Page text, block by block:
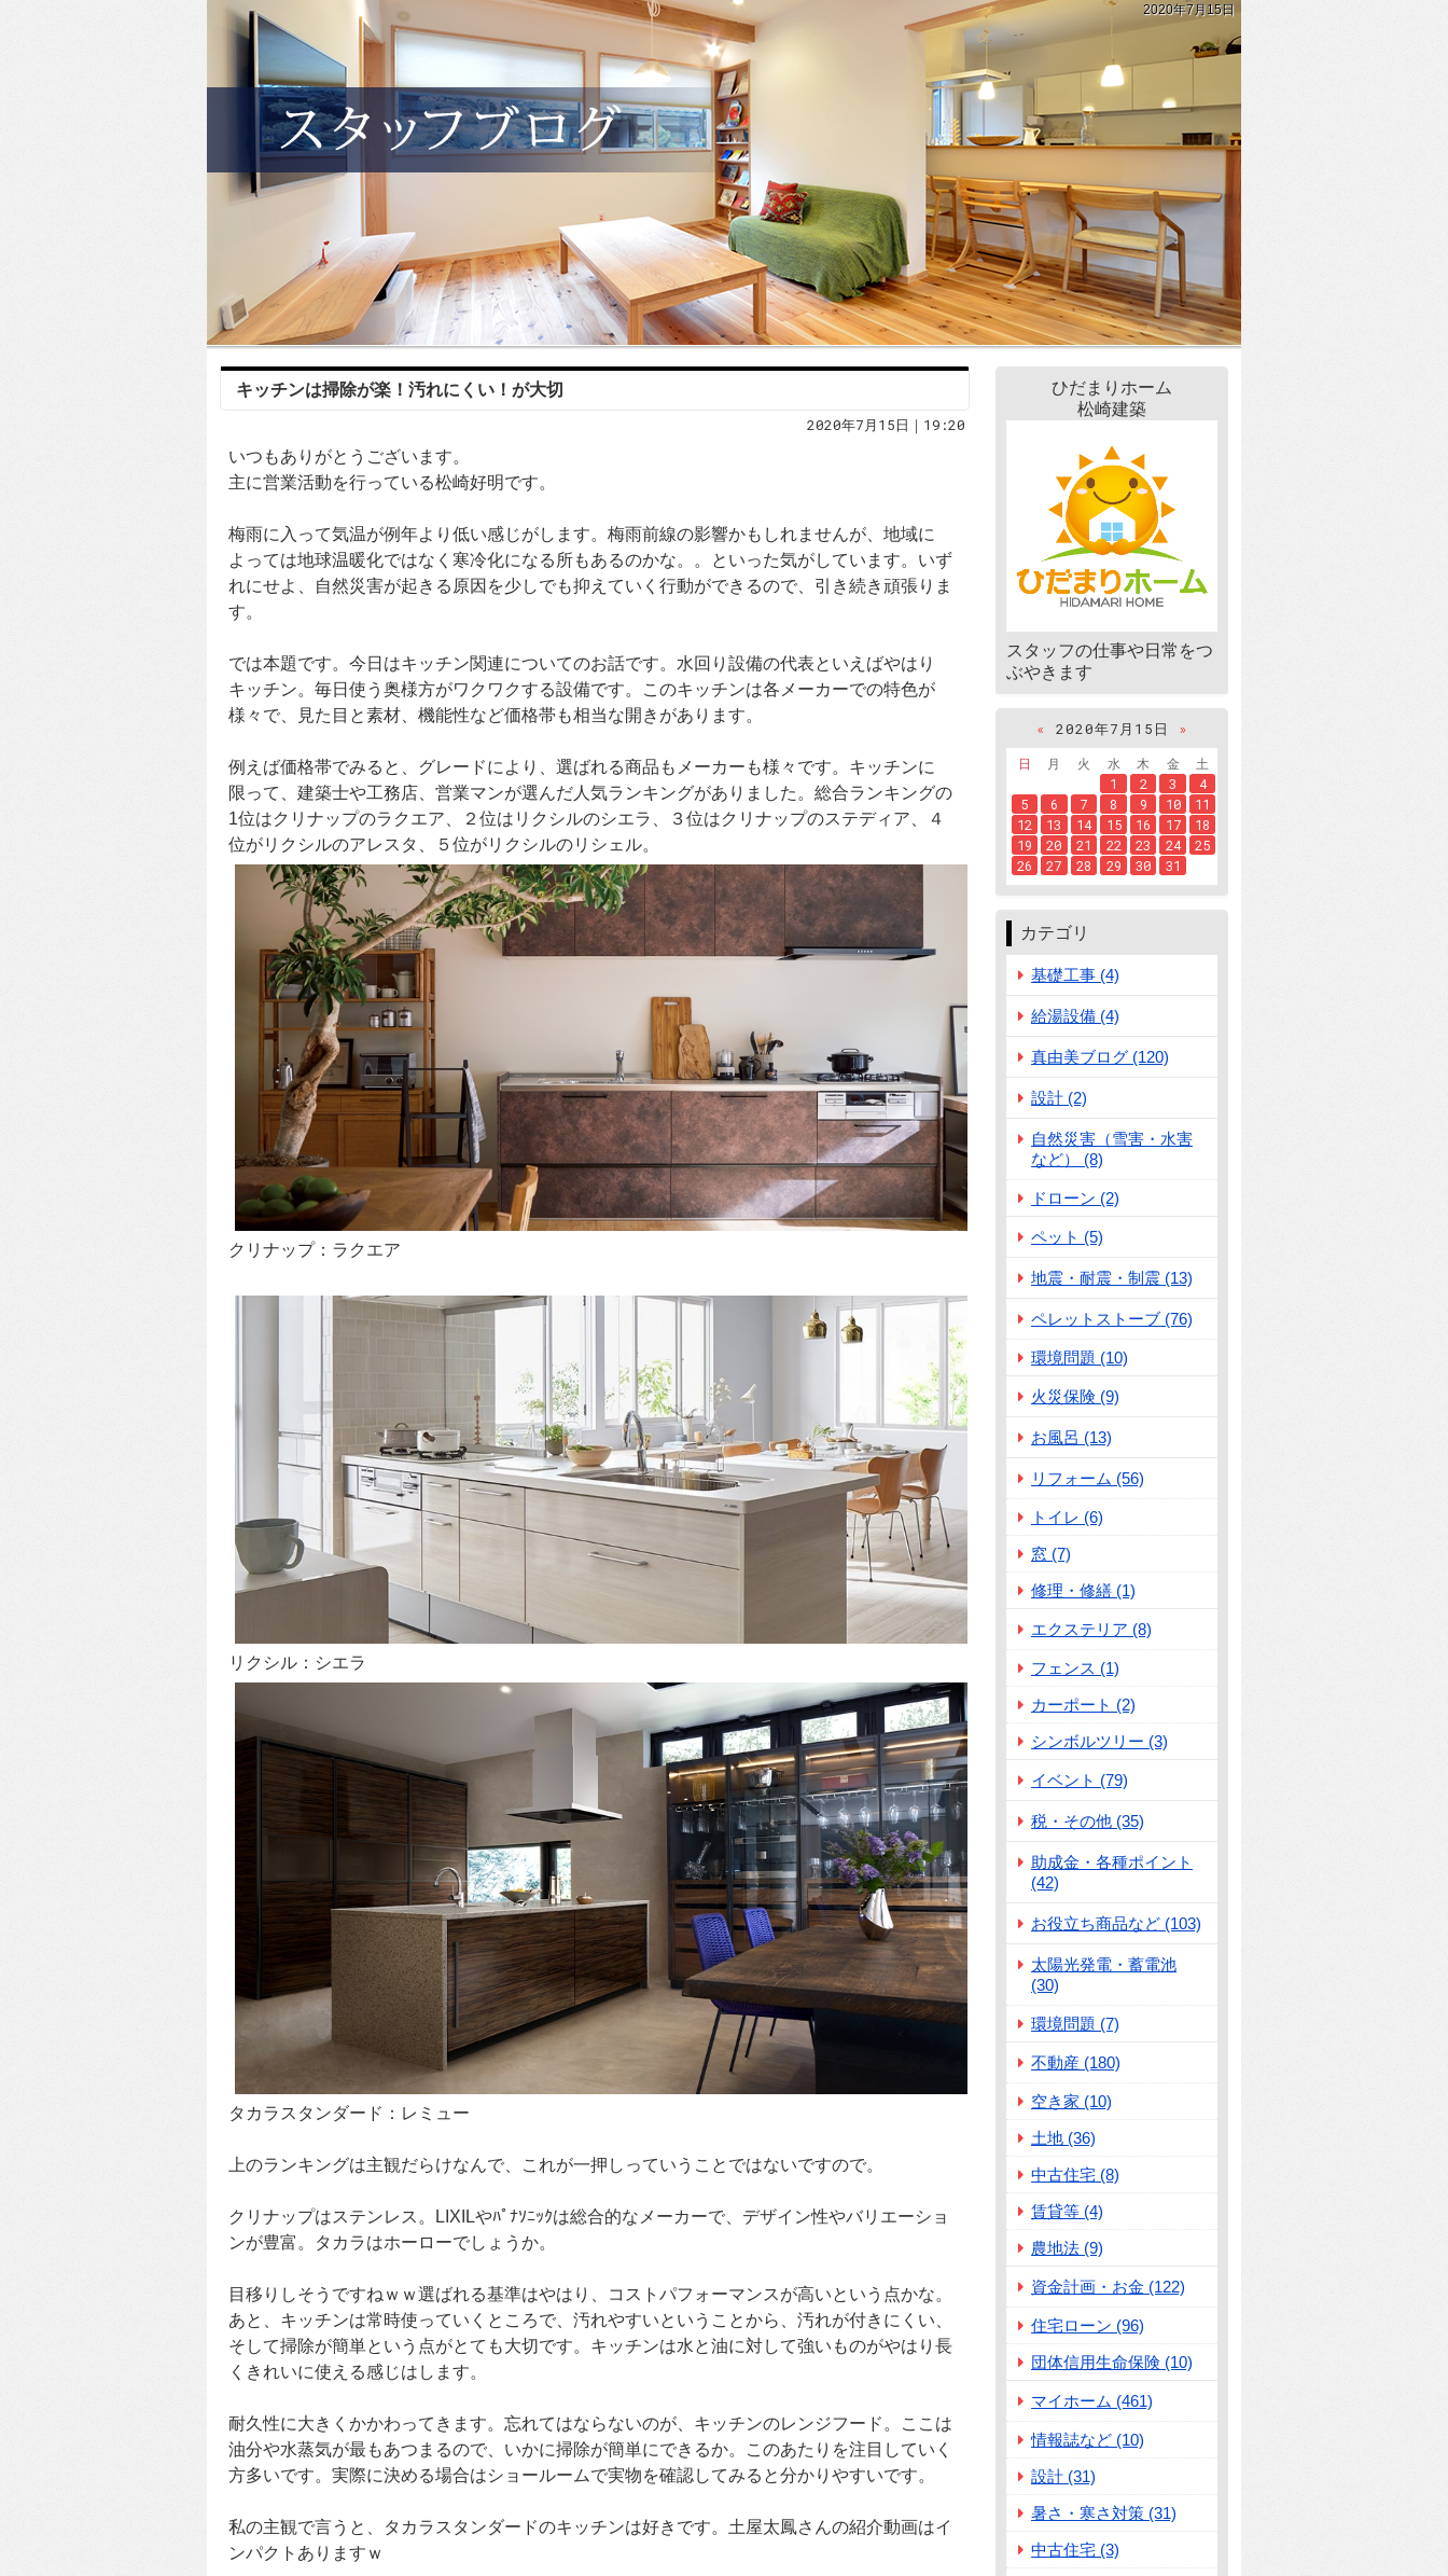
2020年7月15日
キッチンは掃除が楽！汚れにくい！が大切
2020年7月15日｜19:20
いつもありがとうございます。
主に営業活動を行っている松崎好明です。
梅雨に入って気温が例年より低い感じがします。梅雨前線の影響かもしれませんが、地域に
よっては地球温暖化ではなく寒冷化になる所もあるのかな。。といった気がしています。いず
れにせよ、自然災害が起きる原因を少しでも抑えていく行動ができるので、引き続き頑張りま
す。
では本題です。今日はキッチン関連についてのお話です。水回り設備の代表といえばやはり
キッチン。毎日使う奥様方がワクワクする設備です。このキッチンは各メーカーでの特色が
様々で、見た目と素材、機能性など価格帯も相当な開きがあります。
例えば価格帯でみると、グレードにより、選ばれる商品もメーカーも様々です。キッチンに
限って、建築士や工務店、営業マンが選んだ人気ランキングがありました。総合ランキングの
1位はクリナップのラクエア、２位はリクシルのシエラ、３位はクリナップのステディア、４
位がリクシルのアレスタ、５位がリクシルのリシェル。
クリナップ：ラクエア
リクシル：シエラ
タカラスタンダード：レミュー
上のランキングは主観だらけなんで、これが一押しっていうことではないですので。
クリナップはステンレス。LIXILやﾊﾟﾅｿﾆｯｸは総合的なメーカーで、デザイン性やバリエーショ
ンが豊富。タカラはホーローでしょうか。
目移りしそうですねｗｗ選ばれる基準はやはり、コストパフォーマンスが高いという点かな。
あと、キッチンは常時使っていくところで、汚れやすいということから、汚れが付きにくい、
そして掃除が簡単という点がとても大切です。キッチンは水と油に対して強いものがやはり長
くきれいに使える感じはします。
耐久性に大きくかかわってきます。忘れてはならないのが、キッチンのレンジフード。ここは
油分や水蒸気が最もあつまるので、いかに掃除が簡単にできるか。このあたりを注目していく
方多いです。実際に決める場合はショールームで実物を確認してみると分かりやすいです。
私の主観で言うと、タカラスタンダードのキッチンは好きです。土屋太鳳さんの紹介動画はイ
ンパクトありますｗ
ひだまりホーム
松崎建築
スタッフの仕事や日常をつ
ぶやきます
« 2020年7月15日
»
日
月 火 水 木 金
土
1
2 3
4
5
6 7 8 9 10
11
12
13 14 15 16 17
18
19
20 21 22 23 24
25
26
27 28 29 30 31
カテゴリ
基礎工事 (4)
給湯設備 (4)
真由美ブログ (120)
設計 (2)
自然災害（雪害・水害
など） (8)
ドローン (2)
ペット (5)
地震・耐震・制震 (13)
ペレットストーブ (76)
環境問題 (10)
火災保険 (9)
お風呂 (13)
リフォーム (56)
トイレ (6)
窓 (7)
修理・修繕 (1)
エクステリア (8)
フェンス (1)
カーポート (2)
シンボルツリー (3)
イベント (79)
税・その他 (35)
助成金・各種ポイント
(42)
お役立ち商品など (103)
太陽光発電・蓄電池
(30)
環境問題 (7)
不動産 (180)
空き家 (10)
土地 (36)
中古住宅 (8)
賃貸等 (4)
農地法 (9)
資金計画・お金 (122)
住宅ローン (96)
団体信用生命保険 (10)
マイホーム (461)
情報誌など (10)
設計 (31)
暑さ・寒さ対策 (31)
中古住宅 (3)